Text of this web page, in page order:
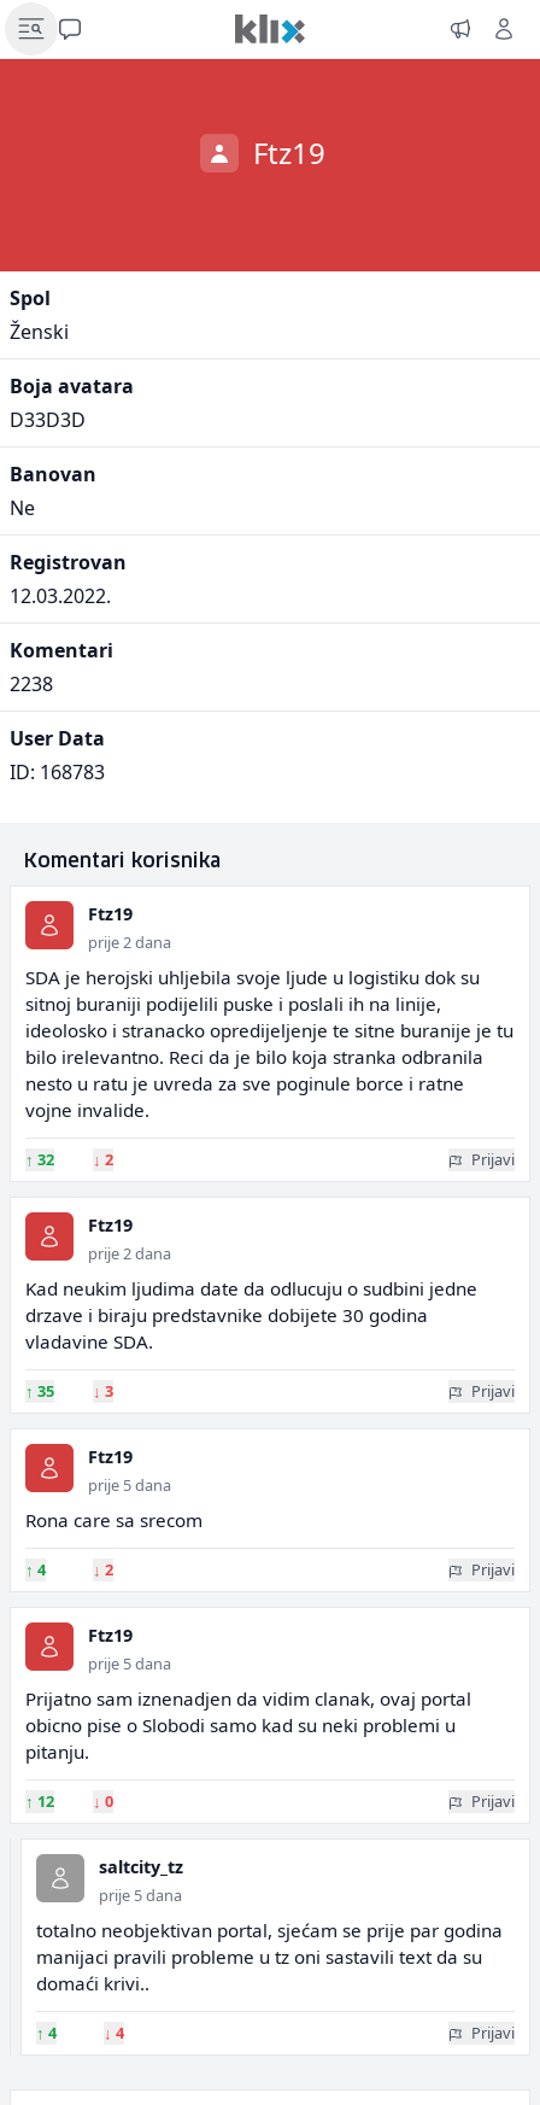
Ftz19
Spol
Ženski
Boja avatara
D33D3D
Banovan
Ne
Registrovan
12.03.2022.
Komentari
2238
User Data
ID: 168783
Komentari korisnika
Ftz19
prije 2 dana
SDA je herojski uhljebila svoje ljude u logistiku dok su
sitnoj buraniji podijelili puske i poslali ih na linije,
ideolosko i stranacko opredijeljenje te sitne buranije je tu
bilo irelevantno. Reci da je bilo koja stranka odbranila
nesto u ratu je uvreda za sve poginule borce i ratne
vojne invalide.
↑ 32 ↓ 2 Prijavi
Ftz19
prije 2 dana
Kad neukim ljudima date da odlucuju o sudbini jedne
drzave i biraju predstavnike dobijete 30 godina
vladavine SDA.
↑ 35 ↓ 3 Prijavi
Ftz19
prije 5 dana
Rona care sa srecom
↑ 4 ↓ 2 Prijavi
Ftz19
prije 5 dana
Prijatno sam iznenadjen da vidim clanak, ovaj portal
obicno pise o Slobodi samo kad su neki problemi u
pitanju.
↑ 12 ↓ 0 Prijavi
saltcity_tz
prije 5 dana
totalno neobjektivan portal, sjećam se prije par godina
manijaci pravili probleme u tz oni sastavili text da su
domaći krivi..
↑ 4 ↓ 4 Prijavi